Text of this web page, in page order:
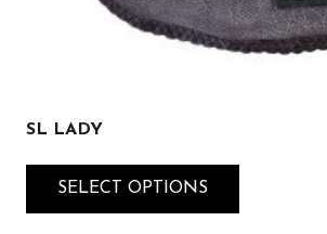
SL LADY
SELECT OPTIONS